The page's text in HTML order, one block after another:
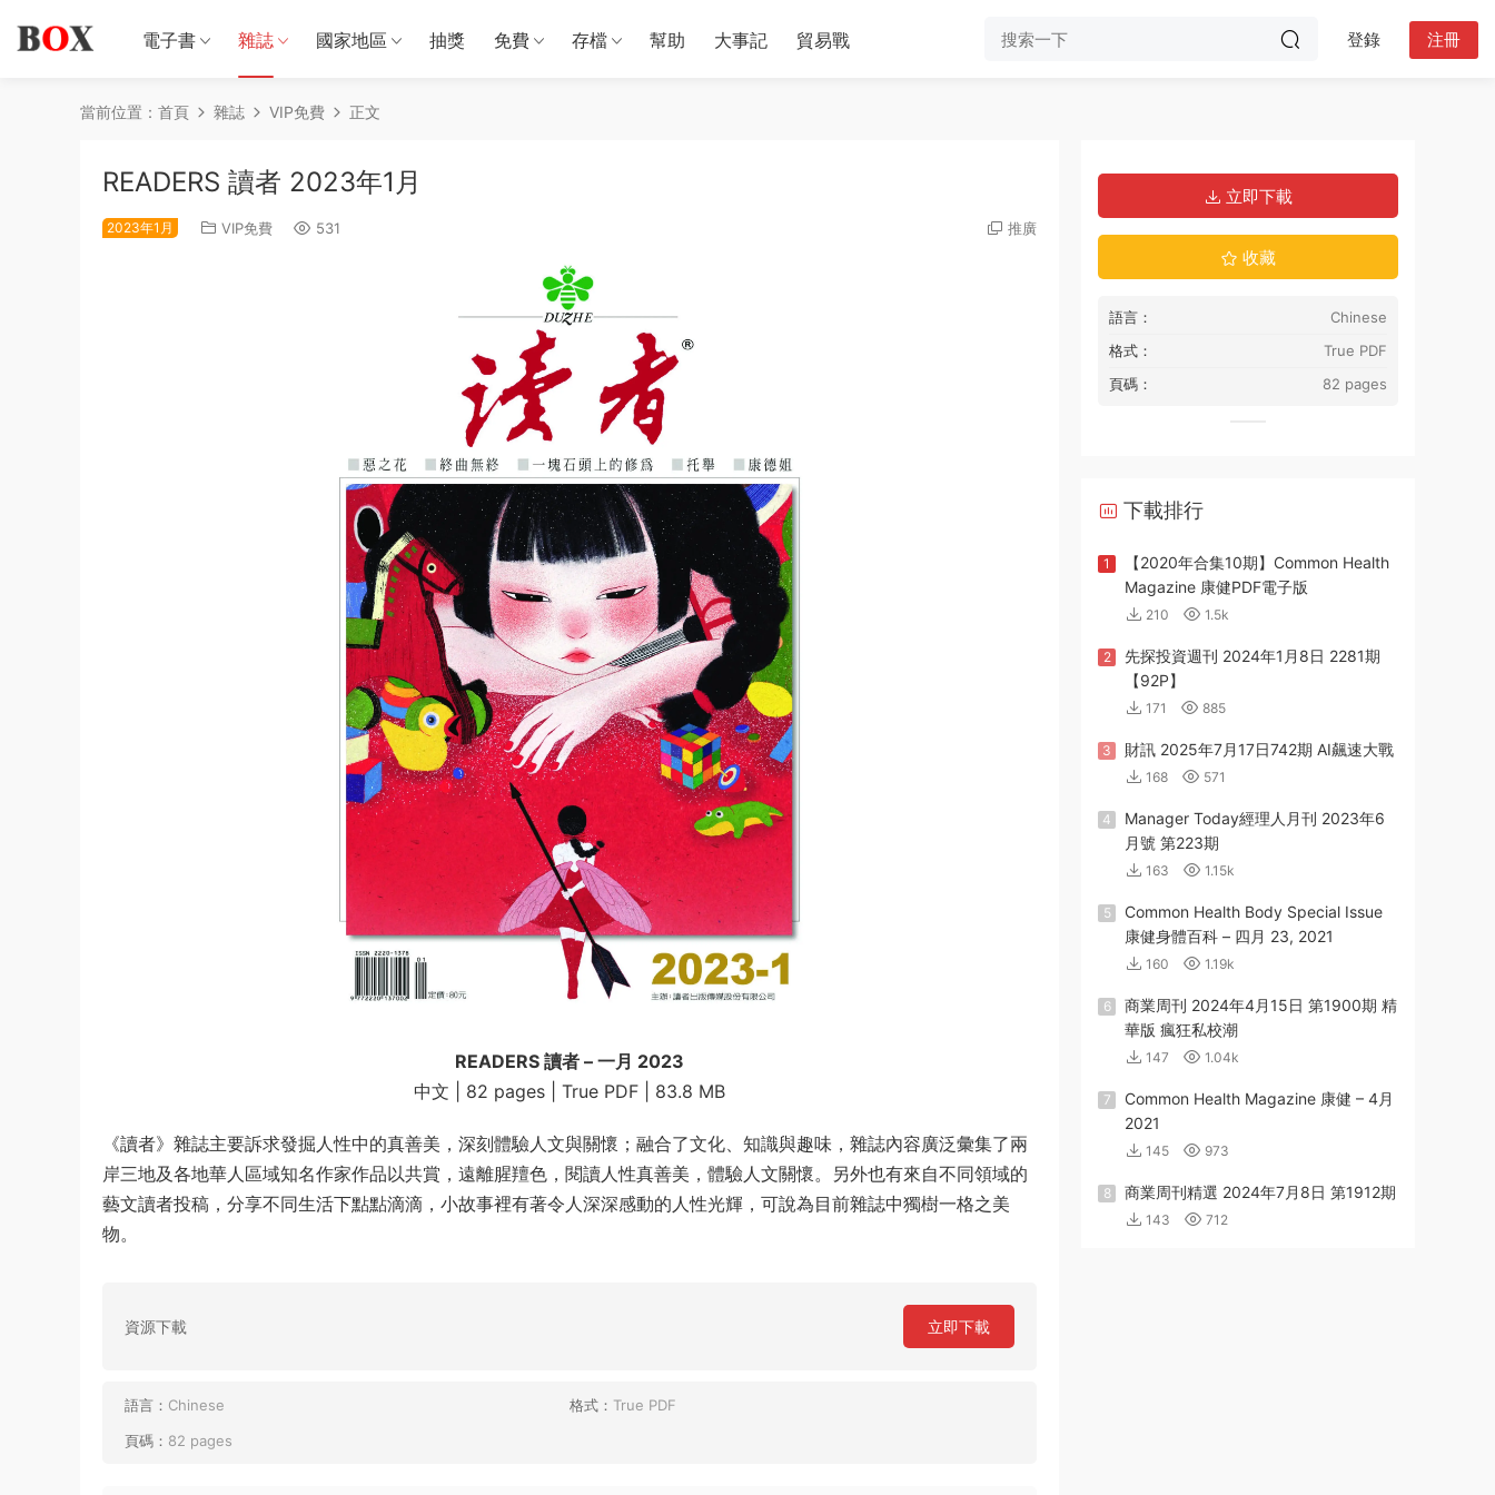
電子書 雜誌 國家地區 抽獎 免費 存檔 幫助 大事記 貿易戰 登錄 注冊
當前位置： 首頁 雜誌 VIP免費 正文
READERS 讀者 2023年1月
2023年1月 VIP免費 531 推廣
READERS 讀者 – 一月 2023
中文 | 82 pages | True PDF | 83.8 MB
《讀者》雜誌主要訴求發掘人性中的真善美，深刻體驗人文與關懷；融合了文化、知識與趣味，雜誌內容廣泛彙集了兩
岸三地及各地華人區域知名作家作品以共賞，遠離腥羶色，閱讀人性真善美，體驗人文關懷。另外也有來自不同領域的
藝文讀者投稿，分享不同生活下點點滴滴，小故事裡有著令人深深感動的人性光輝，可說為目前雜誌中獨樹一格之美
物。
資源下載 立即下載
語言： Chinese 格式： True PDF
頁碼： 82 pages
立即下載
收藏
語言：
Chinese
格式：
True PDF
頁碼：
82 pages
下載排行
1
【2020年合集10期】Common Health
Magazine 康健PDF電子版
210 1.5k
2
先探投資週刊 2024年1月8日 2281期
【92P】
171 885
3 財訊 2025年7月17日742期 AI飆速大戰
168 571
4
Manager Today經理人月刊 2023年6
月號 第223期
163 1.15k
5
Common Health Body Special Issue
康健身體百科 – 四月 23, 2021
160 1.19k
6
商業周刊 2024年4月15日 第1900期 精
華版 瘋狂私校潮
147 1.04k
7
Common Health Magazine 康健 – 4月
2021
145 973
8 商業周刊精選 2024年7月8日 第1912期
143 712